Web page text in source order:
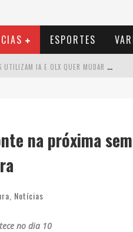
ESPORTES
A
PENAS 20% DAS IMOBILIÁRIAS BRASILEIRAS UTILIZAM IA E OLX QUER MUDAR ESTE CENÁRIO
W
ETZ BEVERAGES APOSTA NO “PREMIUM ACESSÍVEL” PARA DEMOCRATIZAR A ALTA COQUETELARIA COM GARRAFAS DE 1 LITRO
na próxima
Notícias
no dia 10